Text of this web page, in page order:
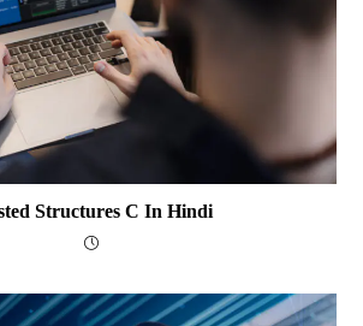
Structures C In Hindi